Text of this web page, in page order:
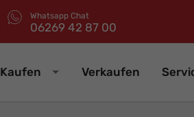
Whatsapp Chat
06269 42 87 00
Kaufen Verkaufen